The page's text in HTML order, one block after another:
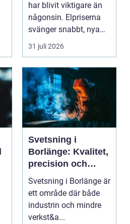
har blivit viktigare än
någonsin. Elpriserna
svänger snabbt, nya
typer av av...
31 juli 2026
Svetsning i
Borlänge: Kvalitet,
precision och
hållbara
konstruktioner
Svetsning i Borlänge är
ett område där både
industrin och mindre
verkst&a...